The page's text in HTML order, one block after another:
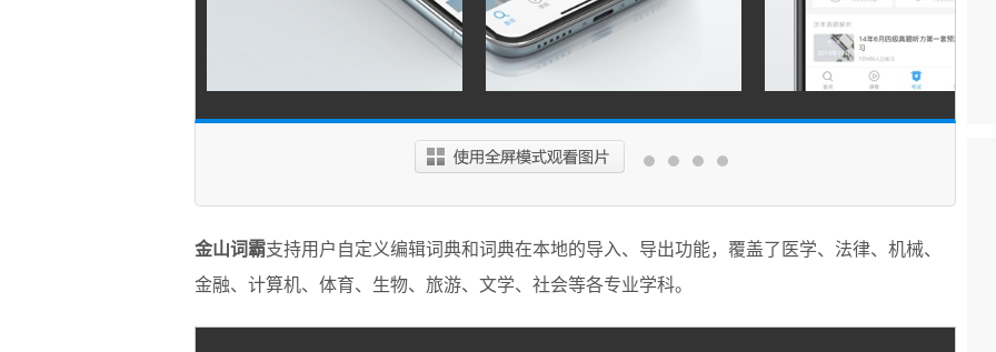
金山词霸支持用户自定义编辑词典和词典在本地的导入、导出功能，覆盖了医学、法律、机械、
金融、计算机、体育、生物、旅游、文学、社会等各专业学科。